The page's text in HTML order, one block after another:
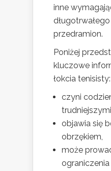
inne
przedramion.
Poniżej
kluczowe
łokcia tenisisty:
czyni
objawia się
obrzękiem,
może